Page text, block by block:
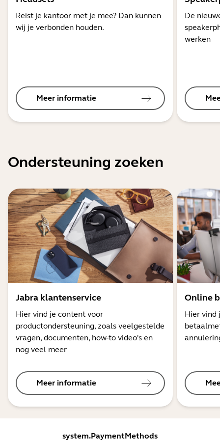
Reist je kantoor met je mee? Dan kunnen
wij je verbonden houden.
Meer informatie
De
werken
Ondersteuning zoeken
Jabra klantenservice
Hier vind je content voor
productondersteuning, zoals veelgestelde
vragen, documenten, how-to video's en
nog veel meer
Meer informatie
Online
Hier vind
system.PaymentMethods